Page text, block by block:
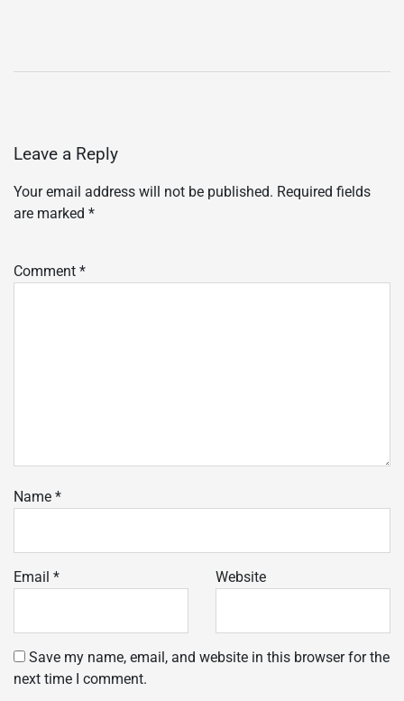
Leave a Reply
Your email address will not be published. Required fields
are marked *
Comment *
Name *
Email * Website
Save my name, email, and website in this browser for the
next time I comment.